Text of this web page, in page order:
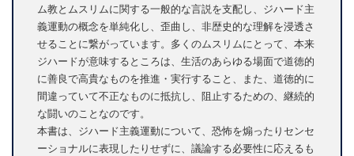
ム教とムスリムに関する一般的な言説を支配し、ジハード主
義運動の概念を単純化し、歪曲し、非歴史的な理解を浸透さ
せることに繋がっています。多くのムスリムにとって、本来
ジハードが意味するところは、生活のあらゆる場面で道徳的
に善良で高貴なものを推進・実行すること、また、道徳的に
間違っていて不正なものに抵抗し、阻止するための、継続的
な闘いのことなのです。
本書は、ジハード主義運動について、恐怖を煽ったりセンセ
ーショナルに表現したりせずに、議論する必要性に応えるも